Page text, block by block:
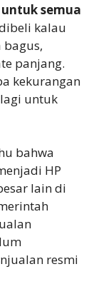
semua
kalau
bagus,
panjang.
kekurangan
untuk
bahwa
HP
lain di
resmi